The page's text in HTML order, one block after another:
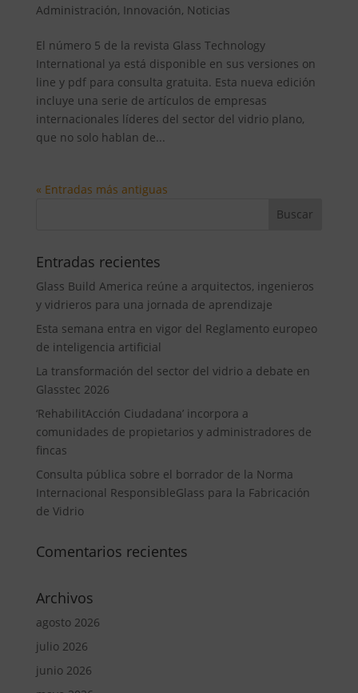
Administración, Innovación, Noticias
El número 5 de la revista Glass Technology
International ya está disponible en sus versiones on
line y pdf para consulta gratuita. Esta nueva edición
incluye una serie de artículos de empresas
internacionales líderes del sector del vidrio plano,
que no solo hablan de...
« Entradas más antiguas
Entradas recientes
Glass Build America reúne a arquitectos, ingenieros
y vidrieros para una jornada de aprendizaje
Esta semana entra en vigor del Reglamento europeo
de inteligencia artificial
La transformación del sector del vidrio a debate en
Glasstec 2026
‘RehabilitAcción Ciudadana’ incorpora a
comunidades de propietarios y administradores de
fincas
Consulta pública sobre el borrador de la Norma
Internacional ResponsibleGlass para la Fabricación
de Vidrio
Comentarios recientes
Archivos
agosto 2026
julio 2026
junio 2026